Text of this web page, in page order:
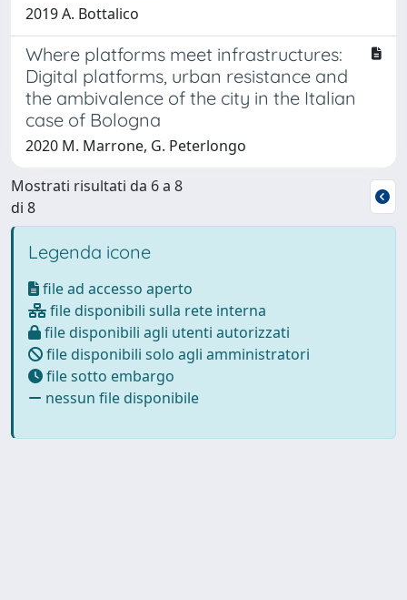
2019 A. Bottalico
Where platforms meet infrastructures:
Digital platforms, urban resistance and
the ambivalence of the city in the Italian
case of Bologna
2020 M. Marrone, G. Peterlongo
Mostrati risultati da 6 a 8
di 8
Legenda icone
file ad accesso aperto
file disponibili sulla rete interna
file disponibili agli utenti autorizzati
file disponibili solo agli amministratori
file sotto embargo
nessun file disponibile